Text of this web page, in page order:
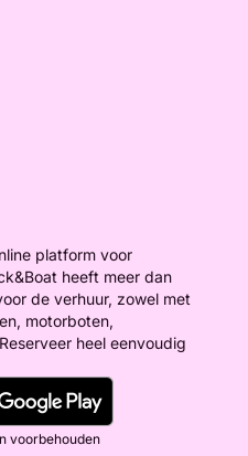
platform voor
heeft meer dan
de verhuur, zowel met
motorboten,
heel eenvoudig
voorbehouden